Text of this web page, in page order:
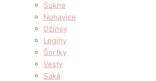
Sukne
Nohavice
Džínsy
Legíny
Šortky
Vesty
Saká